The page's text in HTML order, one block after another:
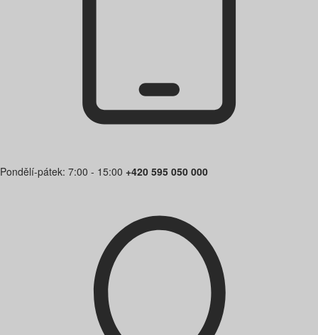
Pondělí-pátek: 7:00 - 15:00 +420 595 050 000